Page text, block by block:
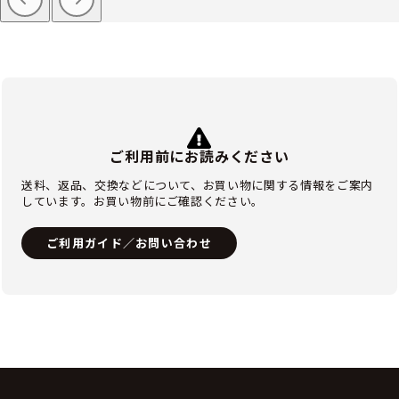
ご利用前にお読みください
送料、返品、交換などについて、お買い物に関する情報をご案内
しています。お買い物前にご確認ください。
ご利用ガイド／お問い合わせ